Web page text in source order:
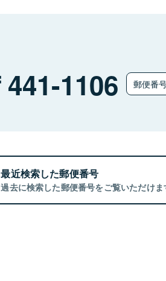
441-1106 郵便番
最近検索した郵便番号
過去に検索した郵便番号をご覧いただけま